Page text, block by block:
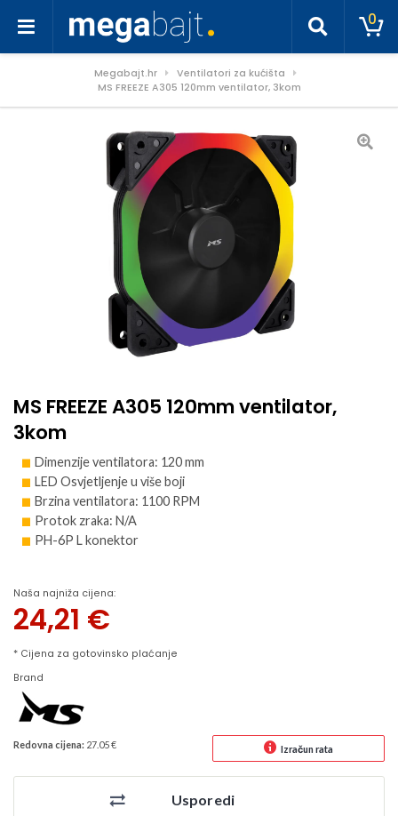
0
Megabajt.hr
Ventilatori za kućišta
MS FREEZE A305 120mm ventilator, 3kom
MS FREEZE A305 120mm ventilator,
3kom
Dimenzije ventilatora: 120 mm
LED Osvjetljenje u više boji
Brzina ventilatora: 1100 RPM
Protok zraka: N/A
PH-6P L konektor
Naša najniža cijena:
24,21 €
* Cijena za gotovinsko plaćanje
Brand
Redovna cijena: 27.05 € Izračun rata
Usporedi